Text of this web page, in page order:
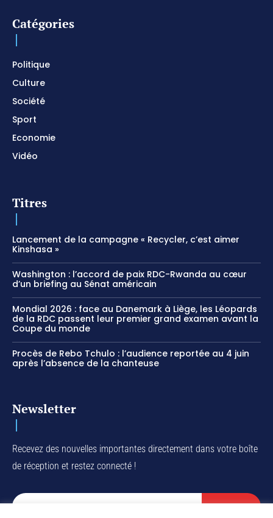
Catégories
Politique
Culture
Société
Sport
Economie
Vidéo
Titres
Lancement de la campagne « Recycler, c’est aimer
Kinshasa »
Washington : l’accord de paix RDC-Rwanda au cœur
d’un briefing au Sénat américain
Mondial 2026 : face au Danemark à Liège, les Léopards
de la RDC passent leur premier grand examen avant la
Coupe du monde
Procès de Rebo Tchulo : l’audience reportée au 4 juin
après l’absence de la chanteuse
Newsletter
Recevez des nouvelles importantes directement dans votre boîte
de réception et restez connecté !
SUBSCRIBE